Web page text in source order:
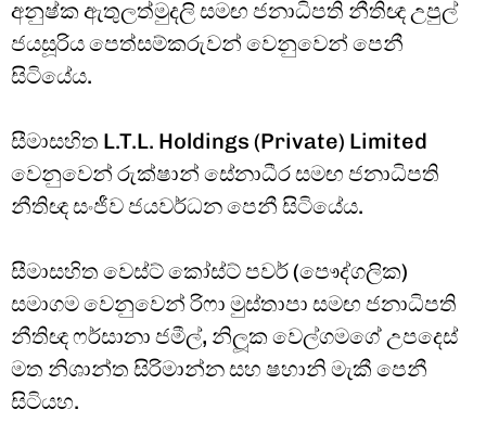
අනුෂ්ක ඇතුලත්මුදලි සමඟ ජනාධිපති නීතිඥ උපුල්
ජයසූරිය පෙත්සම්කරුවන් වෙනුවෙන් පෙනී
සිටියේය.
සීමාසහිත L.T.L. Holdings (Private) Limited
වෙනුවෙන් රුක්ෂාන් සේනාධීර සමඟ ජනාධිපති
නීතිඥ සංජීව ජයවර්ධන පෙනී සිටියේය.
සීමාසහිත වෙස්ට් කෝස්ට් පවර් (පෞද්ගලික)
සමාගම වෙනුවෙන් රිෆා මුස්තාපා සමඟ ජනාධිපති
නීතිඥ ෆර්සානා ජමීල්, නිලූක වෙල්ගමගේ උපදෙස්
මත නිශාන්ත සිරිමාන්න සහ ෂහානි මැකී පෙනී
සිටියහ.